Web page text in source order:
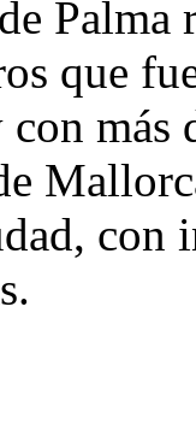
que
con
con